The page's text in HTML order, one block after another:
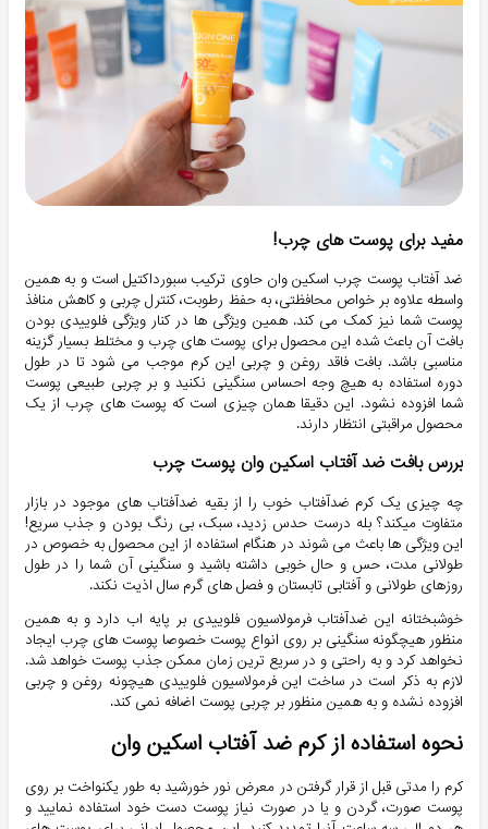
مفید برای پوست های چرب!
ضد آفتاب پوست چرب اسکین وان حاوی ترکیب سبورداکتیل است و به همین
واسطه علاوه بر خواص محافظتی، به حفظ رطوبت، کنترل چربی و کاهش منافذ
پوست شما نیز کمک می کند. همین ویژگی ها در کنار ویژگی فلوییدی بودن
بافت آن باعث شده این محصول برای پوست های چرب و مختلط بسیار گزینه
مناسبی باشد. بافت فاقد روغن و چربی این کرم موجب می شود تا در طول
دوره استفاده به هیچ وجه احساس سنگینی نکنید و بر چربی طبیعی پوست
شما افزوده نشود. این دقیقا همان چیزی است که پوست های چرب از یک
محصول مراقبتی انتظار دارند.
بررس بافت ضد‌ آفتاب اسکین وان پوست چرب
چه چیزی یک کرم ضدآفتاب خوب را از بقیه ضدآفتاب های موجود در بازار
متفاوت میکند؟ بله درست حدس زدید، سبک، بی رنگ بودن و جذب سریع!
این ویژگی ها باعث می شوند در هنگام استفاده از این محصول به خصوص در
طولانی مدت، حس و حال خوبی داشته باشید و سنگینی آن شما را در طول
روزهای طولانی و آفتابی تابستان و فصل های گرم سال اذیت نکند.
خوشبختانه این ضدآفتاب فرمولاسیون فلوییدی بر پایه اب دارد و به همین
منظور هیچگونه سنگینی بر روی انواع پوست خصوصا پوست های چرب ایجاد
نخواهد کرد و به راحتی و در سریع ترین زمان ممکن جذب پوست خواهد شد.
لازم به ذکر است در ساخت این فرمولاسیون فلوییدی هیچونه روغن و چربی
افزوده نشده و به همین منظور بر چربی پوست اضافه نمی کند.
نحوه استفاده از کرم ضد آفتاب اسکین وان
کرم را مدتی قبل از قرار گرفتن در معرض نور خورشید به طور یکنواخت بر روی
پوست صورت، گردن و یا در صورت نیاز پوست دست خود استفاده نمایید و